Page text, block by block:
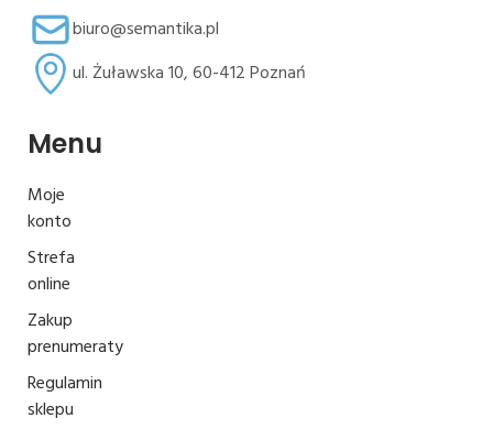
biuro@semantika.pl
ul. Żuławska 10, 60-412 Poznań
Menu
Moje
konto
Strefa
online
Zakup
prenumeraty
Regulamin
sklepu